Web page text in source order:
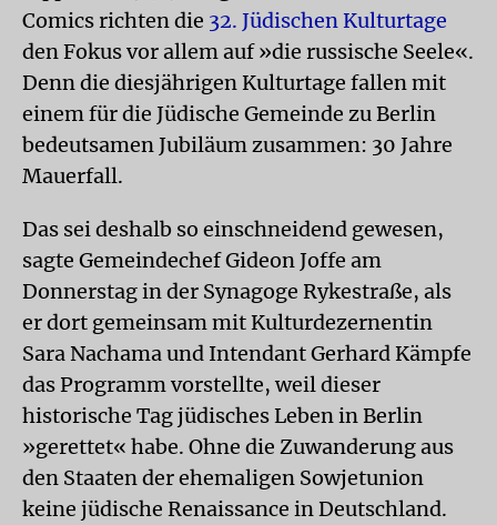
Comics richten die 32. Jüdischen Kulturtage
den Fokus vor allem auf »die russische Seele«.
Denn die diesjährigen Kulturtage fallen mit
einem für die Jüdische Gemeinde zu Berlin
bedeutsamen Jubiläum zusammen: 30 Jahre
Mauerfall.
Das sei deshalb so einschneidend gewesen,
sagte Gemeindechef Gideon Joffe am
Donnerstag in der Synagoge Rykestraße, als
er dort gemeinsam mit Kulturdezernentin
Sara Nachama und Intendant Gerhard Kämpfe
das Programm vorstellte, weil dieser
historische Tag jüdisches Leben in Berlin
»gerettet« habe. Ohne die Zuwanderung aus
den Staaten der ehemaligen Sowjetunion
keine jüdische Renaissance in Deutschland.